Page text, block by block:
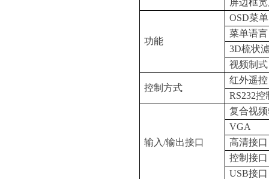
功能
OSD菜单
菜单语言
3D梳状
视频制式
控制方式
红外遥控
RS232控
输 入/输出接口
复合视
VGA
高清接口
控制接口
USB接口